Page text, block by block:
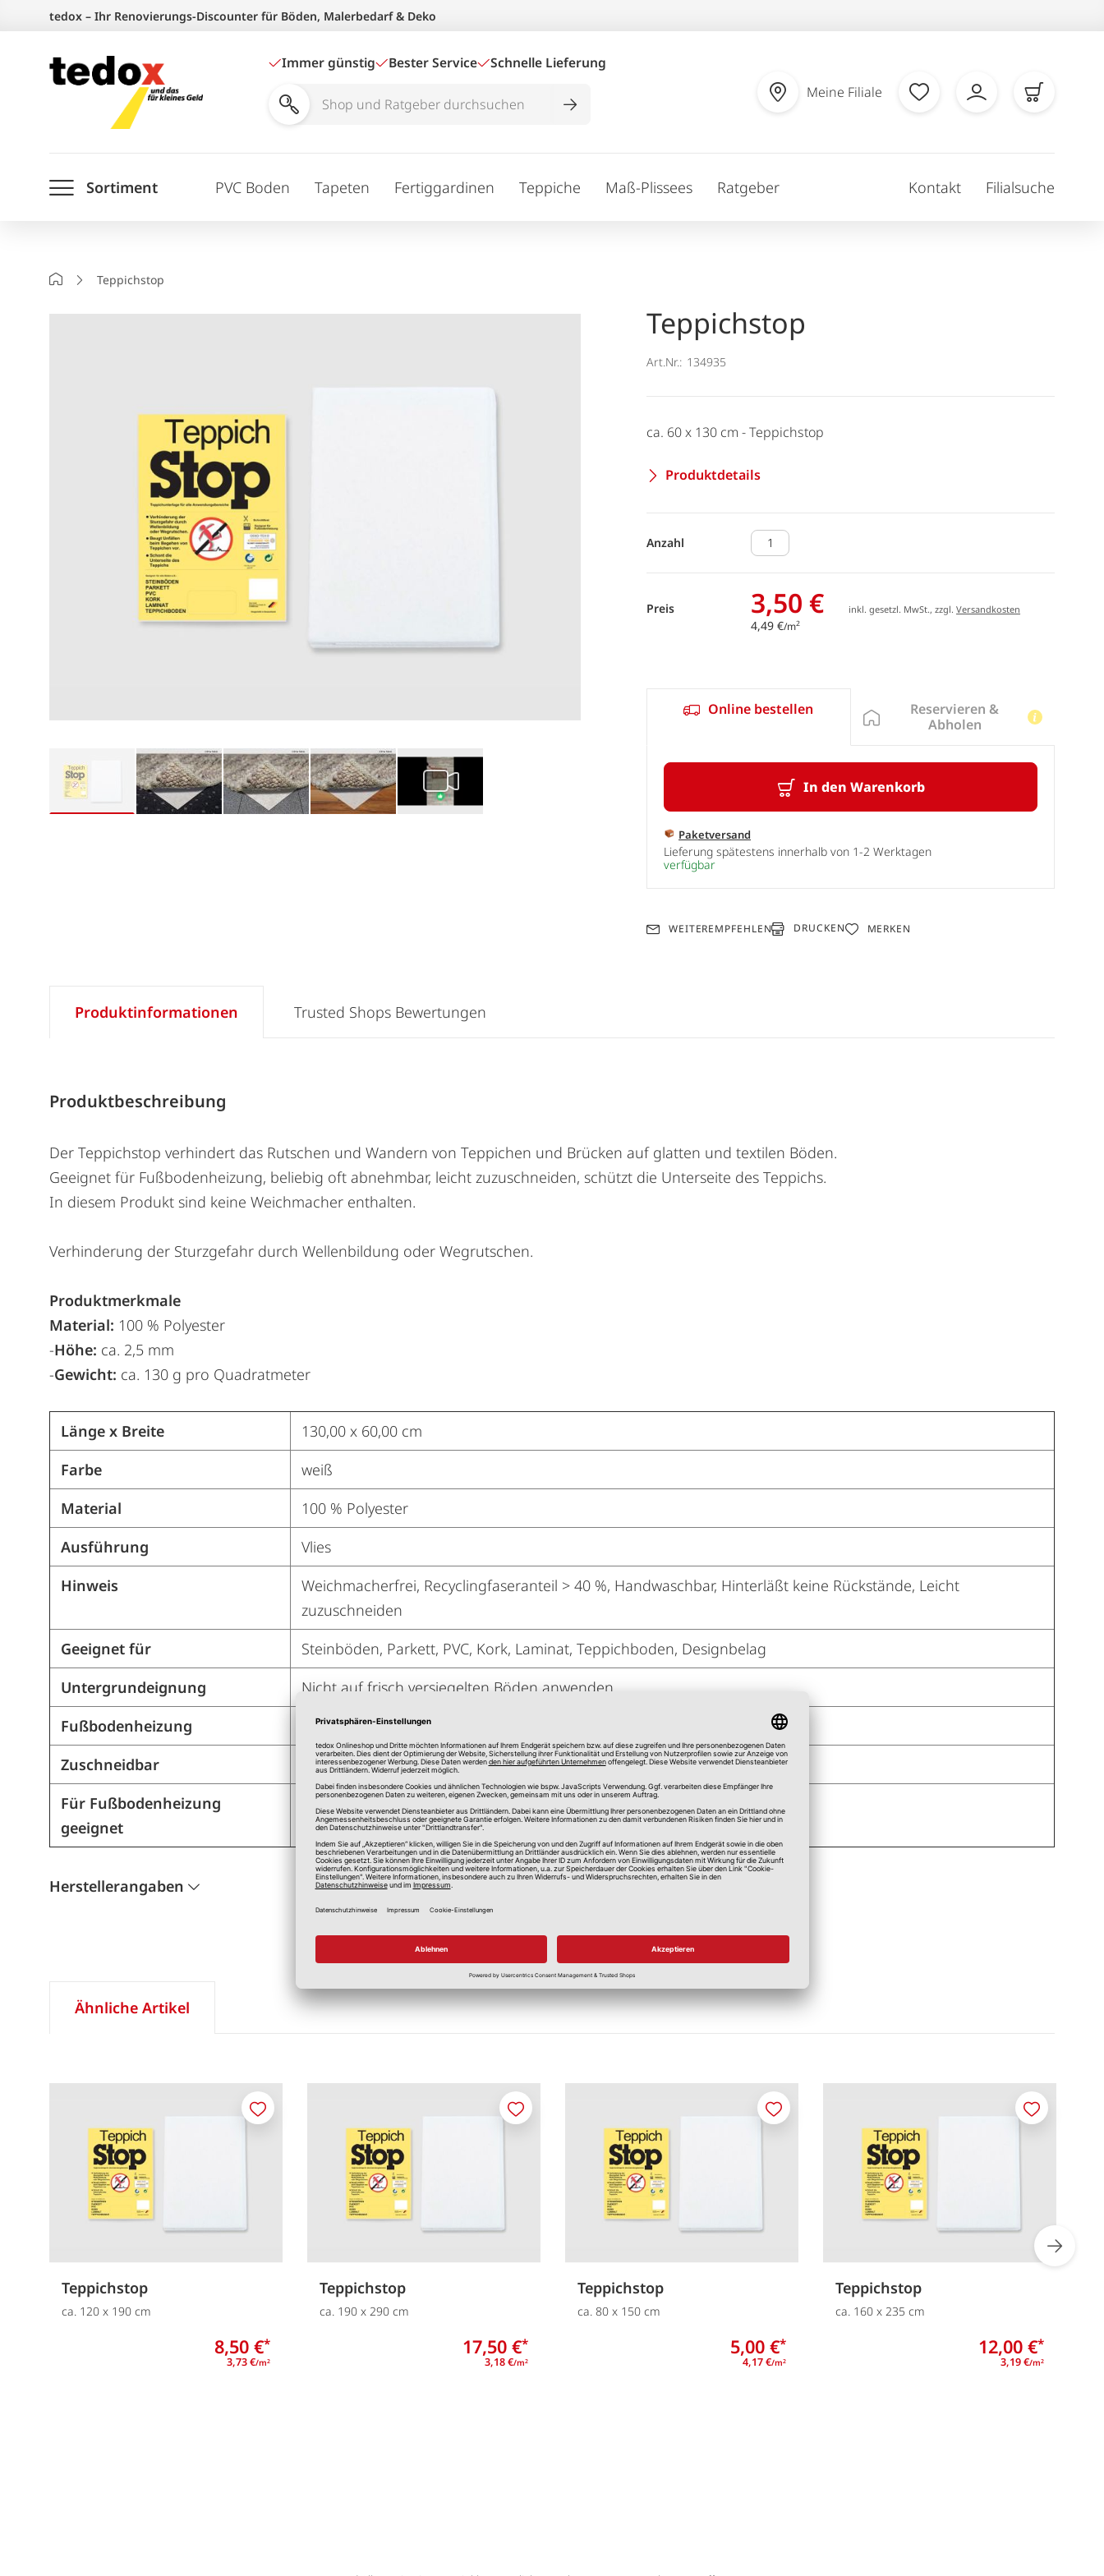
springen
tedox – Ihr Renovierungs-Discounter für Böden, Malerbedarf & Deko
Immer günstig Bester Service Schnelle Lieferung
Shop
durchsuchen
Meine Filiale
Sortiment PVC Boden Tapeten Fertiggardinen Teppiche Maß-Plissees Ratgeber Kontakt Filialsuche
StartseiteTeppichstop
Teppichstop
Art.Nr.: 134935
ca. 60 x 130 cm - Teppichstop
Produktdetails
Anzahl
Preis 3,50 €
4,49 €/m2
inkl. gesetzl. MwSt., zzgl.Versandkosten
Online bestellen
In den Warenkorb
Paketversand
Lieferung spätestens innerhalb von 1-2 Werktagen
verfügbar
Reservieren &
Abholen
WEITEREMPFEHLEN DRUCKEN MERKEN
Produktinformationen
Produktbeschreibung
Der Teppichstop verhindert das Rutschen und Wandern von Teppichen und Brücken auf glatten und textilen Böden.
Geeignet für Fußbodenheizung, beliebig oft abnehmbar, leicht zuzuschneiden, schützt die Unterseite des Teppichs.
In diesem Produkt sind keine Weichmacher enthalten.
Verhinderung der Sturzgefahr durch Wellenbildung oder Wegrutschen.
Produktmerkmale
Material: 100 % Polyester
-Höhe: ca. 2,5 mm
-Gewicht: ca. 130 g pro Quadratmeter
Länge x Breite
130,00 x 60,00 cm
Farbe
weiß
Material
100 % Polyester
Ausführung
Vlies
Hinweis
Weichmacherfrei, Recyclingfaseranteil > 40 %, Handwaschbar, Hinterläßt keine Rückstände, Leicht
zuzuschneiden
Geeignet für
Steinböden, Parkett, PVC, Kork, Laminat, Teppichboden, Designbelag
Untergrundeignung
Nicht auf frisch versiegelten Böden anwenden
Fußbodenheizung
geeignet
Zuschneidbar
Für Fußbodenheizung
geeignet
Herstellerangaben
Trusted Shops Bewertungen
Ähnliche Artikel
Teppichstop
ca. 120 x 190 cm
8,50 €*
3,73 €/m2
Merken
Teppichstop
ca. 190 x 290 cm
17,50 €*
3,18 €/m2
Merken
Teppichstop
ca. 80 x 150 cm
5,00 €*
4,17 €/m2
Merken
Teppichstop
ca. 160 x 235 cm
12,00 €*
3,19 €/m2
Merken